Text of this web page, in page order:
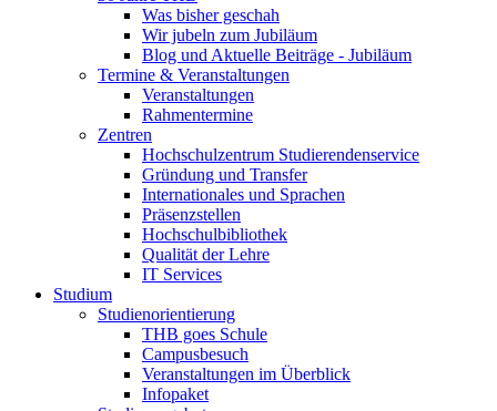
Was bisher geschah
Wir jubeln zum Jubiläum
Blog und Aktuelle Beiträge - Jubiläum
Termine & Veranstaltungen
Veranstaltungen
Rahmentermine
Zentren
Hochschulzentrum Studierendenservice
Gründung und Transfer
Internationales und Sprachen
Präsenzstellen
Hochschulbibliothek
Qualität der Lehre
IT Services
Studium
Studienorientierung
THB goes Schule
Campusbesuch
Veranstaltungen im Überblick
Infopaket